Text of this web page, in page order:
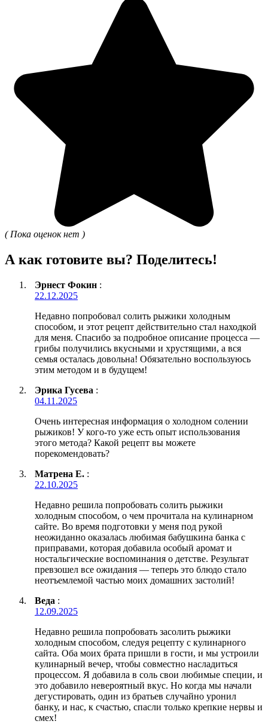
( Пока оценок нет )
А как готовите вы? Поделитесь!
Эрнест Фокин :
22.12.2025
Недавно попробовал солить рыжики холодным
способом, и этот рецепт действительно стал находкой
для меня. Спасибо за подробное описание процесса —
грибы получились вкусными и хрустящими, а вся
семья осталась довольна! Обязательно воспользуюсь
этим методом и в будущем!
Эрика Гусева :
04.11.2025
Очень интересная информация о холодном солении
рыжиков! У кого-то уже есть опыт использования
этого метода? Какой рецепт вы можете
порекомендовать?
Матрена Е. :
22.10.2025
Недавно решила попробовать солить рыжики
холодным способом, о чем прочитала на кулинарном
сайте. Во время подготовки у меня под рукой
неожиданно оказалась любимая бабушкина банка с
приправами, которая добавила особый аромат и
ностальгические воспоминания о детстве. Результат
превзошел все ожидания — теперь это блюдо стало
неотъемлемой частью моих домашних застолий!
Веда :
12.09.2025
Недавно решила попробовать засолить рыжики
холодным способом, следуя рецепту с кулинарного
сайта. Оба моих брата пришли в гости, и мы устроили
кулинарный вечер, чтобы совместно насладиться
процессом. Я добавила в соль свои любимые специи, и
это добавило невероятный вкус. Но когда мы начали
дегустировать, один из братьев случайно уронил
банку, и нас, к счастью, спасли только крепкие нервы и
смех!